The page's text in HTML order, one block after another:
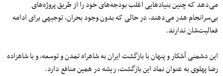
می‌دهد که چنین بنیادهایی اغلب بودجه‌های خود را از طریق پروژه‌های
بی‌سرانجام هدر می‌دهند، در حالی که بدون وجود بحران، توجیهی برای ادامه
فعالیت‌شان ندارند.
این دشمنی آشکار و پنهان با بازگشت ایران به شاهراه تمدن و توسعه، و با شاهزاده
رضا پهلوی به عنوان نماد این بازگشت، ریشه در همین منافع دارد.